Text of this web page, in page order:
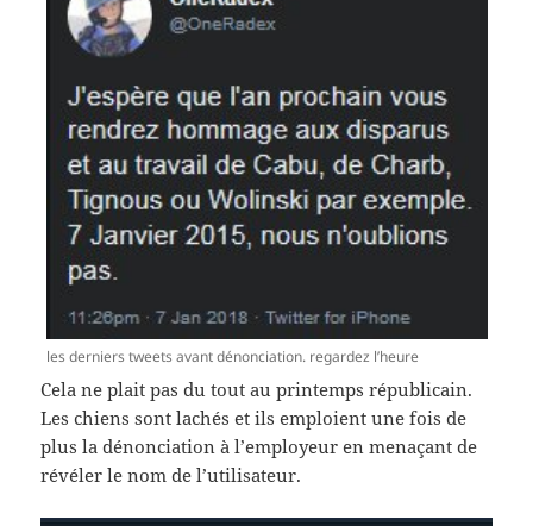
les derniers tweets avant dénonciation. regardez l’heure
Cela ne plait pas du tout au printemps républicain.
Les chiens sont lachés et ils emploient une fois de
plus la dénonciation à l’employeur en menaçant de
révéler le nom de l’utilisateur.